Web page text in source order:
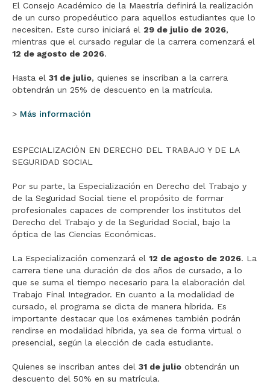
El Consejo Académico de la Maestría definirá la realización
de un curso propedéutico para aquellos estudiantes que lo
necesiten. Este curso iniciará el 29 de julio de 2026,
mientras que el cursado regular de la carrera comenzará el
12 de agosto de 2026.
Hasta el 31 de julio, quienes se inscriban a la carrera
obtendrán un 25% de descuento en la matrícula.
> Más información
ESPECIALIZACIÓN EN DERECHO DEL TRABAJO Y DE LA
SEGURIDAD SOCIAL
Por su parte, la Especialización en Derecho del Trabajo y
de la Seguridad Social tiene el propósito de formar
profesionales capaces de comprender los institutos del
Derecho del Trabajo y de la Seguridad Social, bajo la
óptica de las Ciencias Económicas.
La Especialización comenzará el 12 de agosto de 2026. La
carrera tiene una duración de dos años de cursado, a lo
que se suma el tiempo necesario para la elaboración del
Trabajo Final Integrador. En cuanto a la modalidad de
cursado, el programa se dicta de manera híbrida. Es
importante destacar que los exámenes también podrán
rendirse en modalidad híbrida, ya sea de forma virtual o
presencial, según la elección de cada estudiante.
Quienes se inscriban antes del 31 de julio obtendrán un
descuento del 50% en su matrícula.